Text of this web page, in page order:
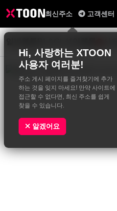
최신주소
Hi, 사랑하는 XTOON
사용자 여러분!
주소 게시 페이지를 즐겨찾기에 추가
하는 것을 잊지 마세요! 만약 사이트에
접근할 수 없다면, 최신 주소를 쉽게
찾을 수 있습니다.
알겠어요
고객센터